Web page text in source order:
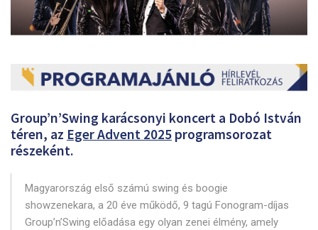
Group’n’Swing karácsonyi koncert a Dobó István
téren, az Eger Advent 2025 programsorozat
részeként.
Magyarország első számú swing és boogie
showzenekara, a 20 éve működő, 9 tagú Fonogram-díjas
Group’n’Swing előadása egy olyan zenei élmény, amely